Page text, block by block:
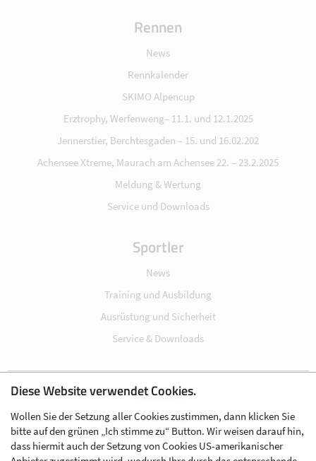
Rennen
News
Rennkalender
SKIMO Alpencup
Erztrophy, Werfenweng– 11.1. und 12.1.2025
Jennerstier, Berchtesgaden – 15. und 16.02.202
Achensee Xtreme, Maurach am Achensee 22. – 23.2.2025
Meldung & Wertung
Service und Downloads
Sportler
News
Training und Ausbildung
Ausrüstung und Sicherheit
Service & Downloads
Impressum
Datenschutz
Cookie-Einstellungen
Diese Website verwendet Cookies.
Wollen Sie der Setzung aller Cookies zustimmen, dann klicken Sie
bitte auf den grünen „Ich stimme zu“ Button. Wir weisen darauf hin,
dass hiermit auch der Setzung von Cookies US-amerikanischer